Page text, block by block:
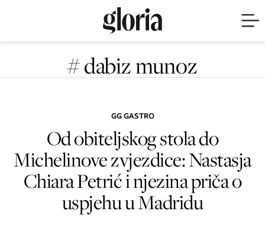
# dabiz munoz
GG GASTRO
Od obiteljskog stola do
Michelinove zvjezdice: Nastasja
Chiara Petrić i njezina priča o
uspjehu u Madridu